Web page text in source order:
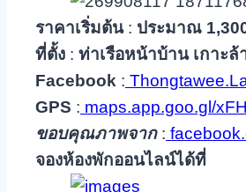
ราคาเริ่มต้น: ประมาณ
ที่ตั้ง : ท่าเรือหน้าบ้าน เกาะ
Facebook :
GPS : maps.app.goo.gl/
ขอบคุณภาพจาก:
จองห้องพักออนไลน์ได้ที่